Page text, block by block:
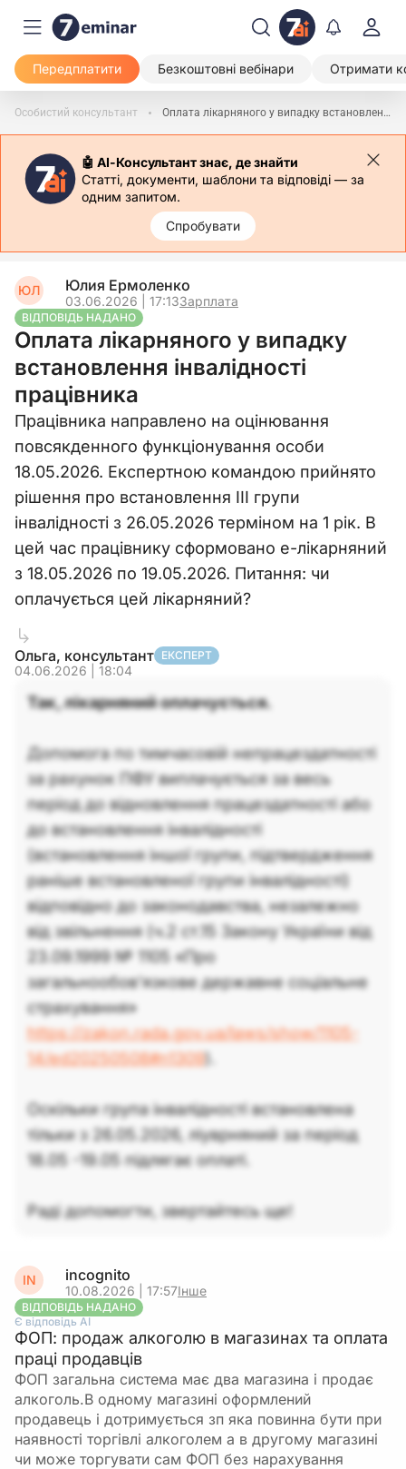
Передплатити Безкоштовні вебінари Отримати
Особистий консультант Оплата лікарняного у випадку встановлення інвалідності працівника
🤖 АІ-Консультант знає, де знайти
Статті, документи, шаблони та відповіді — за
одним запитом.
Спробувати
ЮЛ Юлия Ермоленко
03.06.2026 | 17:13Зарплата
ВІДПОВІДЬ НАДАНО
Оплата лікарняного у випадку
встановлення інвалідності
працівника
Працівника направлено на оцінювання
повсякденного функціонування особи
18.05.2026. Експертною командою прийнято
рішення про встановлення ІІІ групи
інвалідності з 26.05.2026 терміном на 1 рік. В
цей час працівнику сформовано е-лікарняний
з 18.05.2026 по 19.05.2026. Питання: чи
оплачується цей лікарняний?
Ольга, консультант ЕКСПЕРТ
04.06.2026 | 18:04
Так, лікарняний оплачується.
Допомога по тимчасовій непрацездатності
за рахунок ПФУ виплачується за весь
період до відновлення працездатності або
до встановлення інвалідності
(встановлення іншої групи, підтвердження
раніше встановленої групи інвалідності)
відповідно до законодавства, незалежно
від звільнення (ч.2 ст.15 Закону України від
23.09.1999 № 1105 «Про
загальнообов’язкове державне соціальне
страхування»
https://zakon.rada.gov.ua/laws/show/1105-
14/ed20250508#n1309).
Оскільки група інвалідності встановлена
тільки з 26.05.2026, ліуврняний за період
18.05 -19.05 підлягає оплаті.
Раді допомогти, звертайтесь ще!
IN incognito
10.08.2026 | 17:57Інше
ВІДПОВІДЬ НАДАНО
Є відповідь АІ
ФОП: продаж алкоголю в магазинах та оплата
праці продавців
ФОП загальна система має два магазина і продає
алкоголь.В одному магазині оформлений
продавець і дотримується зп яка повинна бути при
наявності торгівлі алкоголем а в другому магазині
чи може торгувати сам ФОП без нарахування